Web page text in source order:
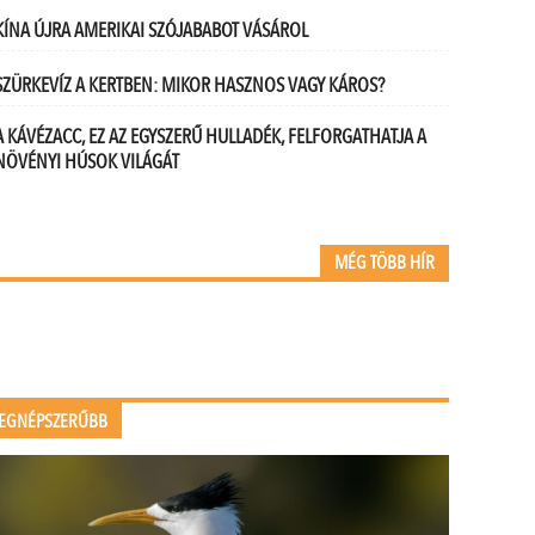
ÚJRA AMERIKAI SZÓJABABOT VÁSÁROL
A KERTBEN: MIKOR HASZNOS VAGY KÁROS?
KÁVÉZACC, EZ AZ EGYSZERŰ HULLADÉK, FELFORGATHATJA A
HÚSOK VILÁGÁT
MÉG TÖBB HÍR